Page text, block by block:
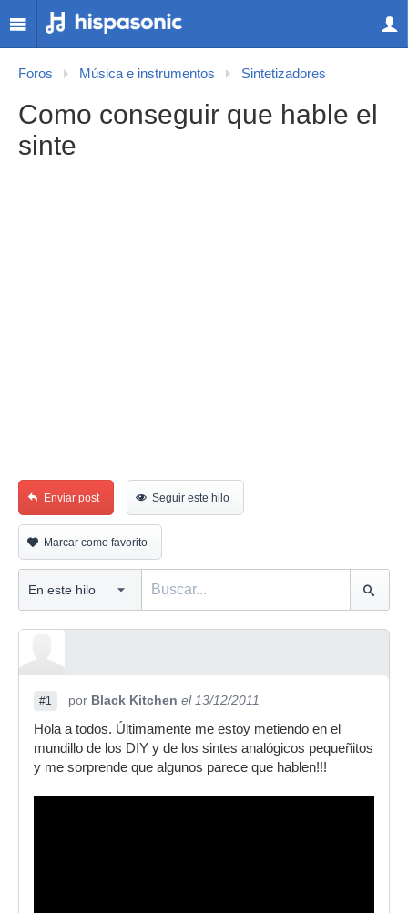
Foros Música e instrumentos Sintetizadores
Como conseguir que hable el
sinte
Enviar post Seguir este hilo
Marcar como favorito
#1 por Black Kitchen el 13/12/2011
Hola a todos. Últimamente me estoy metiendo en el
mundillo de los DIY y de los sintes analógicos pequeñitos
y me sorprende que algunos parece que hablen!!!